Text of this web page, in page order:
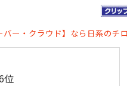
バー・クラウド】なら日系のチ
位